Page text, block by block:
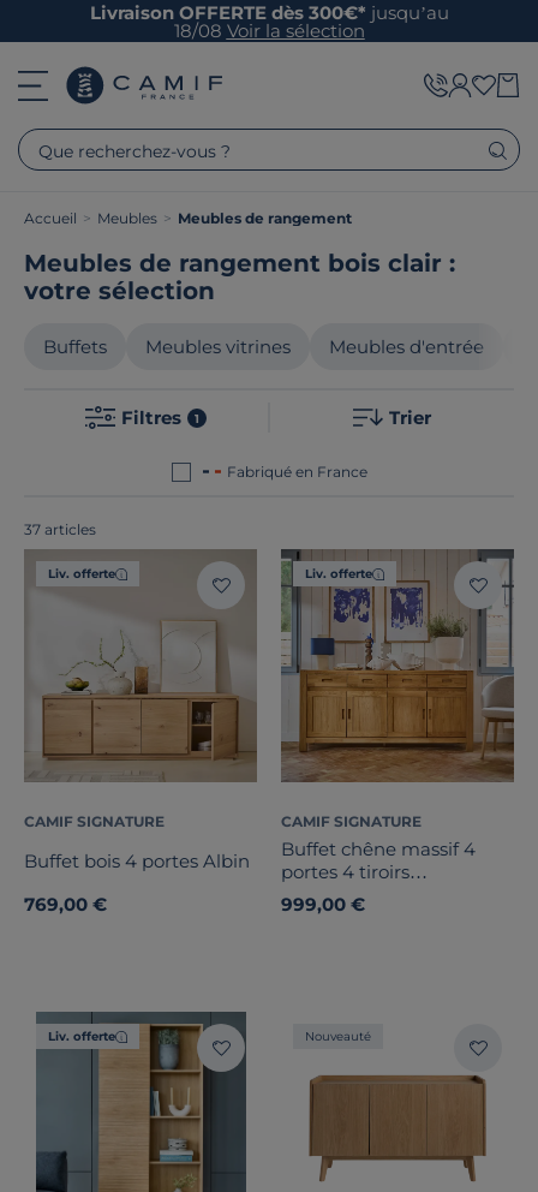
Livraison OFFERTE dès 300€* jusqu’au
18/08 Voir la sélection
Que recherchez-vous ?
Accueil > Meubles > Meubles de rangement
Meubles de rangement bois clair :
votre sélection
Buffets Meubles vitrines Meubles d'entrée
Filtres 1 Trier
Fabriqué en France
37 articles
Liv. offerte
CAMIF SIGNATURE
Buffet bois 4 portes Albin
769,00 €
Liv. offerte
CAMIF SIGNATURE
Buffet chêne massif 4
portes 4 tiroirs
Luminescence
999,00 €
Liv. offerte Nouveauté